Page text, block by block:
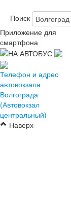
Поиск
Приложение для
смартфона
Телефон и адрес
автовокзала
Волгограда
(Автовокзал
центральный)
Наверх